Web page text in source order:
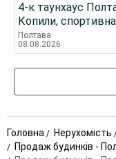
4-к таунхаус
Копили,
Полтава
08.08.2026
Головна Нерухомість
Продаж будинків -